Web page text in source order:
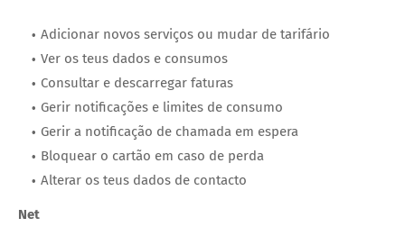
Adicionar novos serviços ou mudar de tarifário
Ver os teus dados e consumos
Consultar e descarregar faturas
Gerir notificações e limites de consumo
Gerir a notificação de chamada em espera
Bloquear o cartão em caso de perda
Alterar os teus dados de contacto
Net